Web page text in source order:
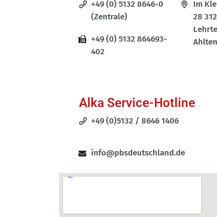
+49 (0) 5132 8646-0
(Zentrale)
+49 (0) 5132 864693-
402
Im
28
Ahlten
Alka Service-Hotline
+49 (0)5132 / 8646 1406
info@pbsdeutschland.de